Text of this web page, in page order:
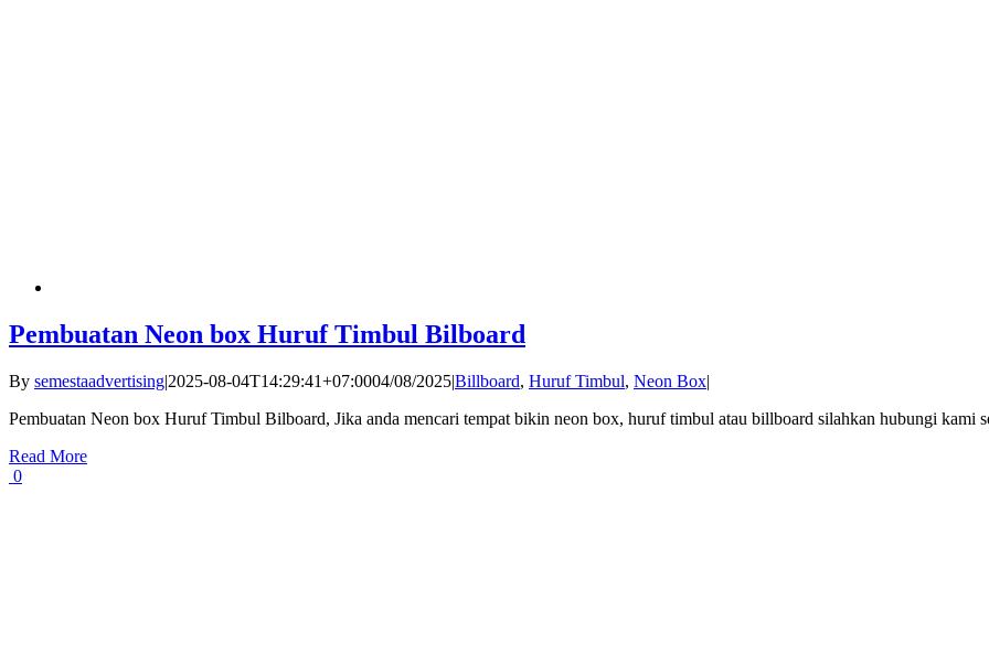
Pembuatan Neon box Huruf Timbul Bilboard
By semestaadvertising|2025-08-04T14:29:41+07:0004/08/2025|Billboard, Huruf Timbul, Neon Box|
Pembuatan Neon box Huruf Timbul Bilboard, Jika anda mencari tempat bikin neon box, huruf timbul atau billboard silahkan hubungi kami
Read More
0